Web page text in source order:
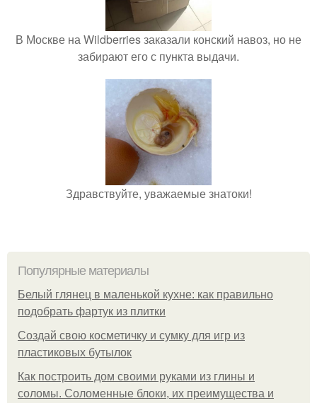
В Москве на Wildberries заказали конский навоз, но не
забирают его с пункта выдачи.
Здравствуйте, уважаемые знатоки!
Популярные материалы
Белый глянец в маленькой кухне: как правильно
подобрать фартук из плитки
Создай свою косметичку и сумку для игр из
пластиковых бутылок
Как построить дом своими руками из глины и
соломы. Соломенные блоки, их преимущества и